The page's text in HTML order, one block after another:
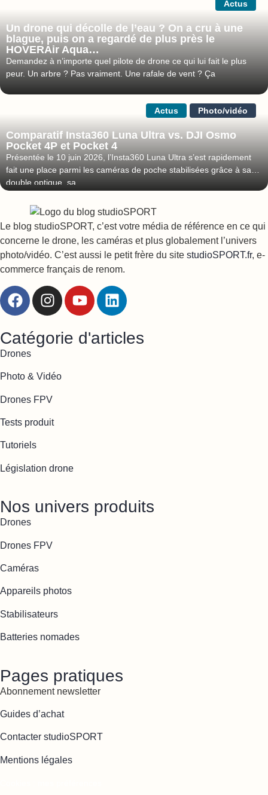
Actus
Un drone qui décolle de l’eau ? On a cru à une
blague, puis on a regardé de plus près le
HOVERAir Aqua…
Demandez à n’importe quel pilote de drone ce qui lui fait le plus
peur. Un arbre ? Pas vraiment. Une rafale de vent ? Ça
Actus Photo/vidéo
Comparatif Insta360 Luna Ultra vs. DJI Osmo
Pocket 4P et Pocket 4
Présentée le 10 juin 2026, l’Insta360 Luna Ultra s’est rapidement
fait une place parmi les caméras de poche stabilisées grâce à sa
double optique, sa
Le blog studioSPORT, c’est votre média de référence en ce qui
concerne le drone, les caméras et plus globalement l’univers
photo/vidéo. C’est aussi le petit frère du site studioSPORT.fr, e-
commerce français de renom.
Catégorie d'articles
Drones
Photo & Vidéo
Drones FPV
Tests produit
Tutoriels
Législation drone
Nos univers produits
Drones
Drones FPV
Caméras
Appareils photos
Stabilisateurs
Batteries nomades
Pages pratiques
Abonnement newsletter
Guides d’achat
Contacter studioSPORT
Mentions légales